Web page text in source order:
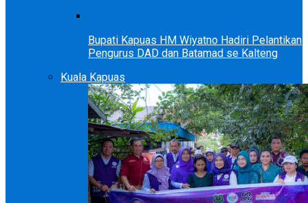
Bupati Kapuas HM Wiyatno Hadiri Pelantikan
Pengurus DAD dan Batamad se Kalteng
Kuala Kapuas